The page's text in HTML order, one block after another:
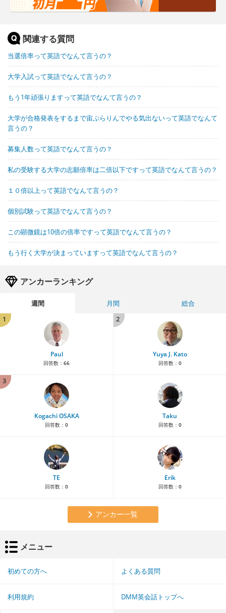
関連する質問
当選倍率って英語でなんて言うの？
大学入試って英語でなんて言うの？
もう1年頑張りますって英語でなんて言うの？
大学が合格発表をするまで宙ぶらりんでやる気出ないって英語でなんて
言うの？
募集人数って英語でなんて言うの？
私の受験する大学の志願倍率は二倍以下ですって英語でなんて言うの？
１０倍以上って英語でなんて言うの？
個別試験って英語でなんて言うの？
この顕微鏡は10倍の倍率ですって英語でなんて言うの？
もう行く大学が決まっていますって英語でなんて言うの？
アンカーランキング
週間 月間
総合
1
Paul
回答数： 66
2
Yuya J. Kato
回答数： 0
3
Kogachi OSAKA
回答数： 0
Taku
回答数： 0
TE
回答数： 0
Erik
回答数： 0
アンカー一覧
メニュー
初めての方へ よくある質問
利用規約 DMM英会話トップへ